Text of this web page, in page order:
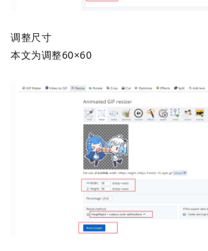
调整尺寸
本文为调整60×60